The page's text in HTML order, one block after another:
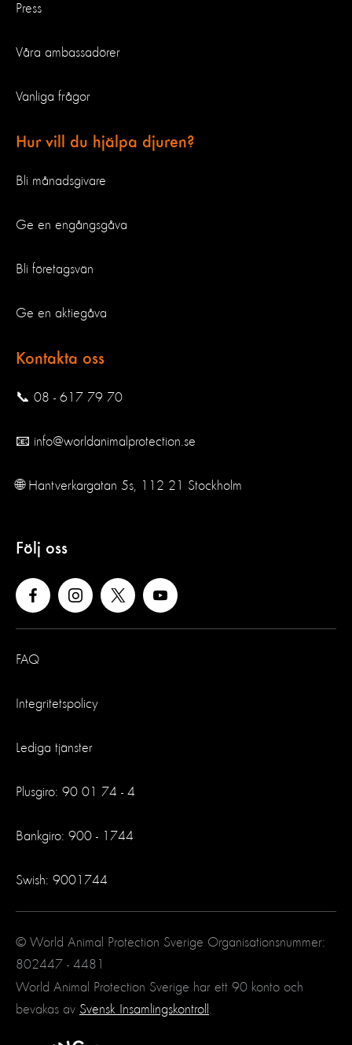
Press
Våra ambassadörer
Vanliga frågor
Hur vill du hjälpa djuren?
Bli månadsgivare
Ge en engångsgåva
Bli företagsvän
Ge en aktiegåva
Kontakta oss
📞 08 - 617 79 70
📧 info@worldanimalprotection.se
🌐 Hantverkargatan 5s, 112 21 Stockholm
Följ oss
FAQ
Integritetspolicy
Lediga tjänster
Plusgiro: 90 01 74 - 4
Bankgiro: 900 - 1744
Swish: 9001744
© World Animal Protection Sverige Organisationsnummer:
802447 - 4481
World Animal Protection Sverige har ett 90 konto och
bevakas av Svensk Insamlingskontroll